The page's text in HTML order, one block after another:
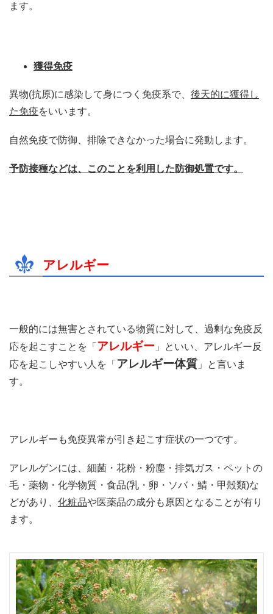
ます。
獲得免疫
異物(抗原)に感染して身につく免疫系で、 後天的に獲得し
た免疫をいいます。
自然免疫で防御、排除できなかった場合に発動します。
予防接種などは、このことを利用した防御処置です。
アレルギー
一般的には無害とされている物質に対して、過剰な免疫反
応を起こすことを「 アレルギー 」といい、アレルギー反
応を起こしやすい人を「 アレルギー体質 」と言いま
す。
アレルギーも免疫異常が引き起こす症状の一つです。
アレルゲンには、細菌・花粉・粉塵・排気ガス・ペットの
毛・薬物・化学物質・食品(乳・卵・ソバ・鯖・甲殻類)な
どがあり、 化粧品や医薬品の成分も原因となることが有り
ます。